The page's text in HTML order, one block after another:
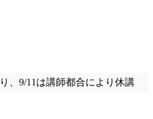
、9/11は講師都合により休講